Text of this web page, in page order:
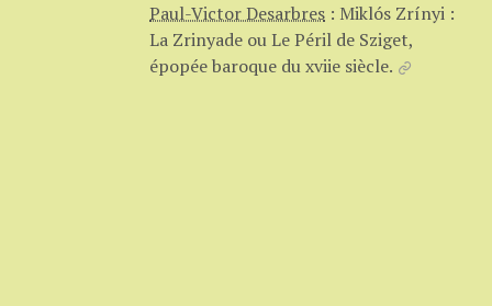
Paul-Victor Desarbres : Miklós Zrínyi :
La Zrinyade ou Le Péril de Sziget,
épopée baroque du xviie siècle.